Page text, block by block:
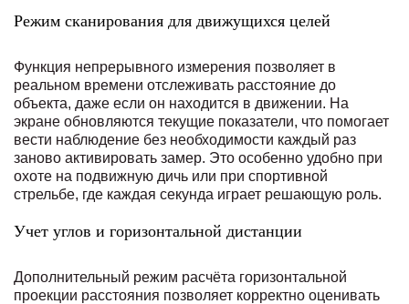
Режим сканирования для движущихся целей
Функция непрерывного измерения позволяет в
реальном времени отслеживать расстояние до
объекта, даже если он находится в движении. На
экране обновляются текущие показатели, что помогает
вести наблюдение без необходимости каждый раз
заново активировать замер. Это особенно удобно при
охоте на подвижную дичь или при спортивной
стрельбе, где каждая секунда играет решающую роль.
Учет углов и горизонтальной дистанции
Дополнительный режим расчёта горизонтальной
проекции расстояния позволяет корректно оценивать